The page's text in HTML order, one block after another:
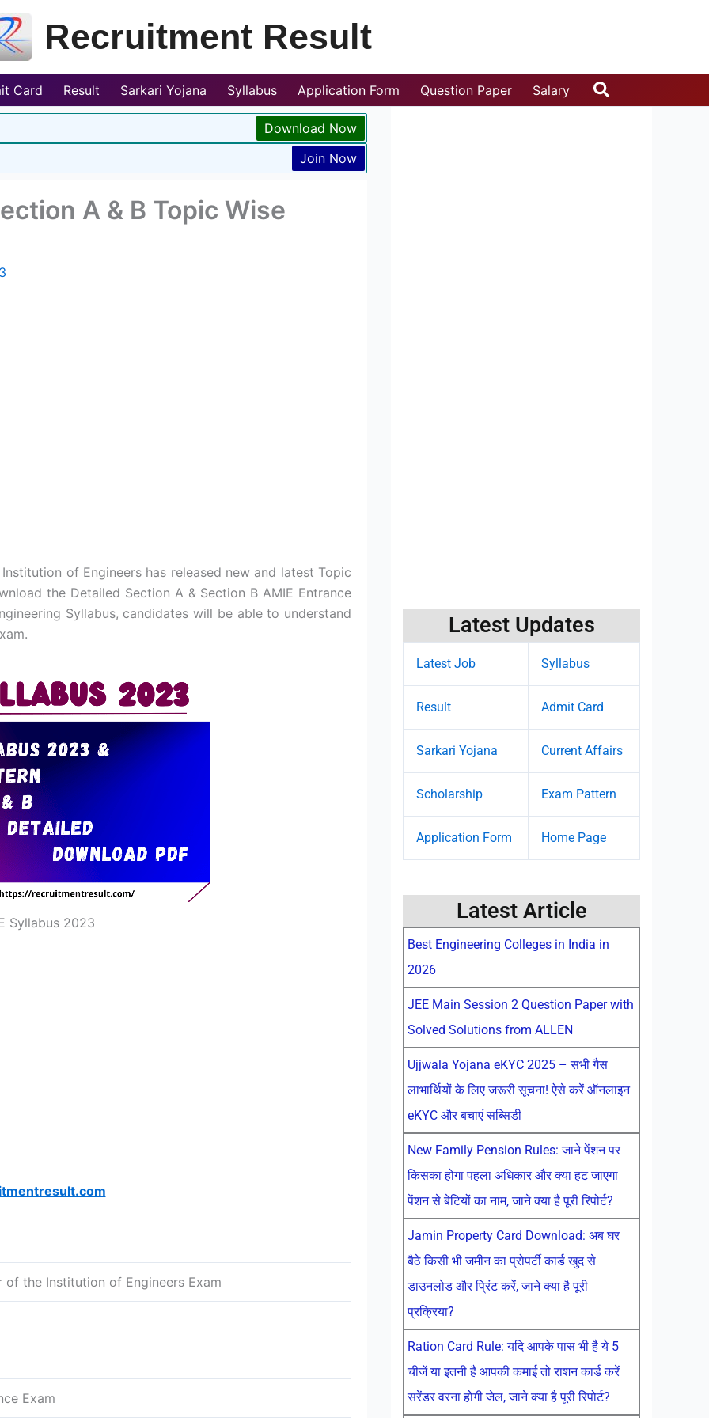
Recruitment Result
Card Result Sarkari Yojana Syllabus Application Form Question Paper Salary Search
Download Now
Join Now
A & B Topic Wise
of Engineers has released new and latest Topic
the Detailed Section A & Section B AMIE Entrance
Syllabus, candidates will be able to understand
Syllabus 2023
of the Institution of Engineers Exam
Exam
Latest Updates
Latest Job Syllabus
Result Admit Card
Sarkari Yojana Current Affairs
Scholarship Exam Pattern
Application Form Home Page
Latest Article
Best Engineering Colleges in India in
2026
JEE Main Session 2 Question Paper with
Solved Solutions from ALLEN
Ujjwala Yojana eKYC 2025 – सभी गैस
लाभार्थियों के लिए जरूरी सूचना! ऐसे करें ऑनलाइन
eKYC और बचाएं सब्सिडी
New Family Pension Rules: जाने पेंशन पर
किसका होगा पहला अधिकार और क्या हट जाएगा
पेंशन से बेटियों का नाम, जाने क्या है पूरी रिपोर्ट?
Jamin Property Card Download: अब घर
बैठे किसी भी जमीन का प्रोपर्टी कार्ड खुद से
डाउनलोड और प्रिंट करें, जाने क्या है पूरी
प्रक्रिया?
Ration Card Rule: यदि आपके पास भी है ये 5
चीजें या इतनी है आपकी कमाई तो राशन कार्ड करें
सरेंडर वरना होगी जेल, जाने क्या है पूरी रिपोर्ट?